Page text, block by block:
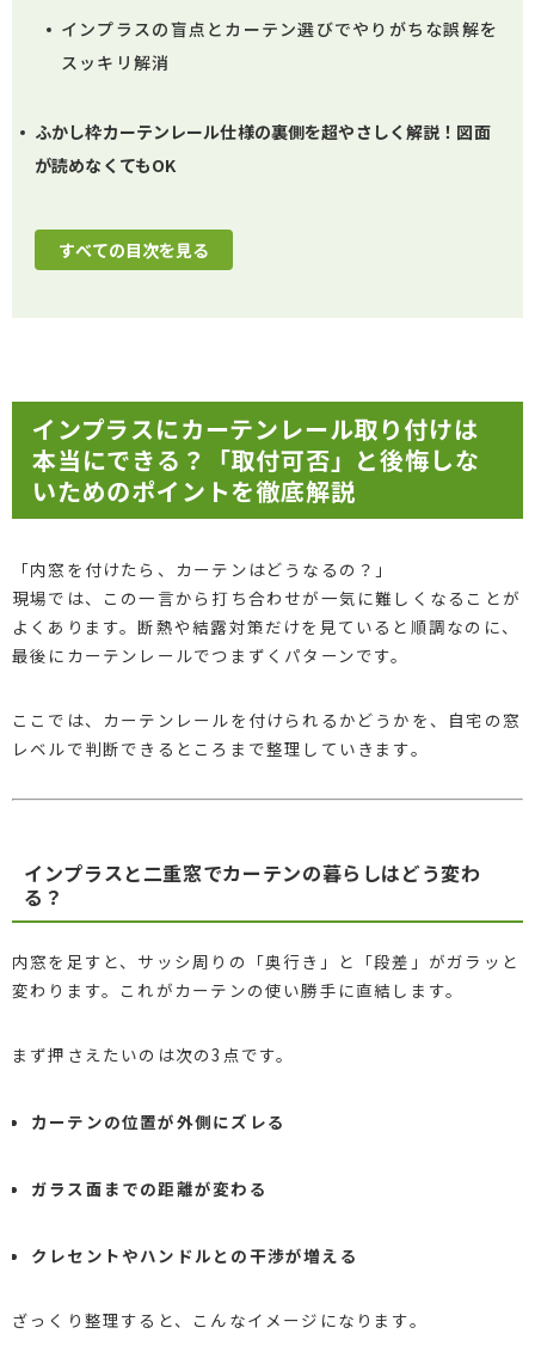
インプラスの盲点とカーテン選びでやりがちな誤解を
スッキリ解消
ふかし枠カーテンレール仕様の裏側を超やさしく解説！図面
が読めなくてもOK
すべての目次を見る
インプラスにカーテンレール取り付けは
本当にできる？「取付可否」と後悔しな
いためのポイントを徹底解説
「内窓を付けたら、カーテンはどうなるの？」
現場では、この一言から打ち合わせが一気に難しくなることが
よくあります。断熱や結露対策だけを見ていると順調なのに、
最後にカーテンレールでつまずくパターンです。
ここでは、カーテンレールを付けられるかどうかを、自宅の窓
レベルで判断できるところまで整理していきます。
インプラスと二重窓でカーテンの暮らしはどう変わ
る？
内窓を足すと、サッシ周りの「奥行き」と「段差」がガラッと
変わります。これがカーテンの使い勝手に直結します。
まず押さえたいのは次の3点です。
カーテンの位置が外側にズレる
ガラス面までの距離が変わる
クレセントやハンドルとの干渉が増える
ざっくり整理すると、こんなイメージになります。